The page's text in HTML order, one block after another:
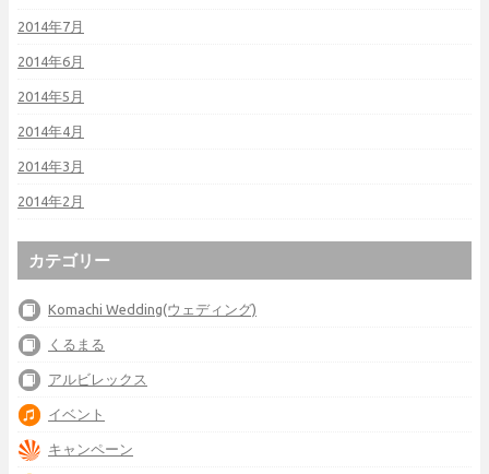
2014年7月
2014年6月
2014年5月
2014年4月
2014年3月
2014年2月
カテゴリー
Komachi Wedding(ウェディング)
くるまる
アルビレックス
イベント
キャンペーン